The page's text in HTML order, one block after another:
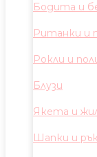
Бодита и
Ританки и
Рокли и
Блузи
Якета и
Шапки и